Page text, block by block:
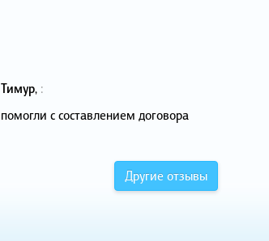
Тимур, :
помогли с составлением договора
Другие отзывы